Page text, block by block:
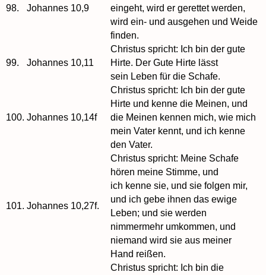
98. Johannes 10,9
eingeht, wird er gerettet werden,
wird ein- und ausgehen und Weide
finden.
99. Johannes 10,11
Christus spricht: Ich bin der gute
Hirte. Der Gute Hirte lässt
sein Leben für die Schafe.
100. Johannes 10,14f
Christus spricht: Ich bin der gute
Hirte und kenne die Meinen, und
die Meinen kennen mich, wie mich
mein Vater kennt, und ich kenne
den Vater.
101. Johannes 10,27f.
Christus spricht: Meine Schafe
hören meine Stimme, und
ich kenne sie, und sie folgen mir,
und ich gebe ihnen das ewige
Leben; und sie werden
nimmermehr umkommen, und
niemand wird sie aus meiner
Hand reißen.
Christus spricht: Ich bin die